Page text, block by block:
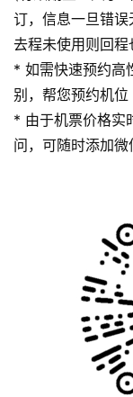
订，信息一旦错
去程未使用则回程
* 如需快速预约高
别，帮您预约机位
* 由于机票价格实
问，可随时添加微